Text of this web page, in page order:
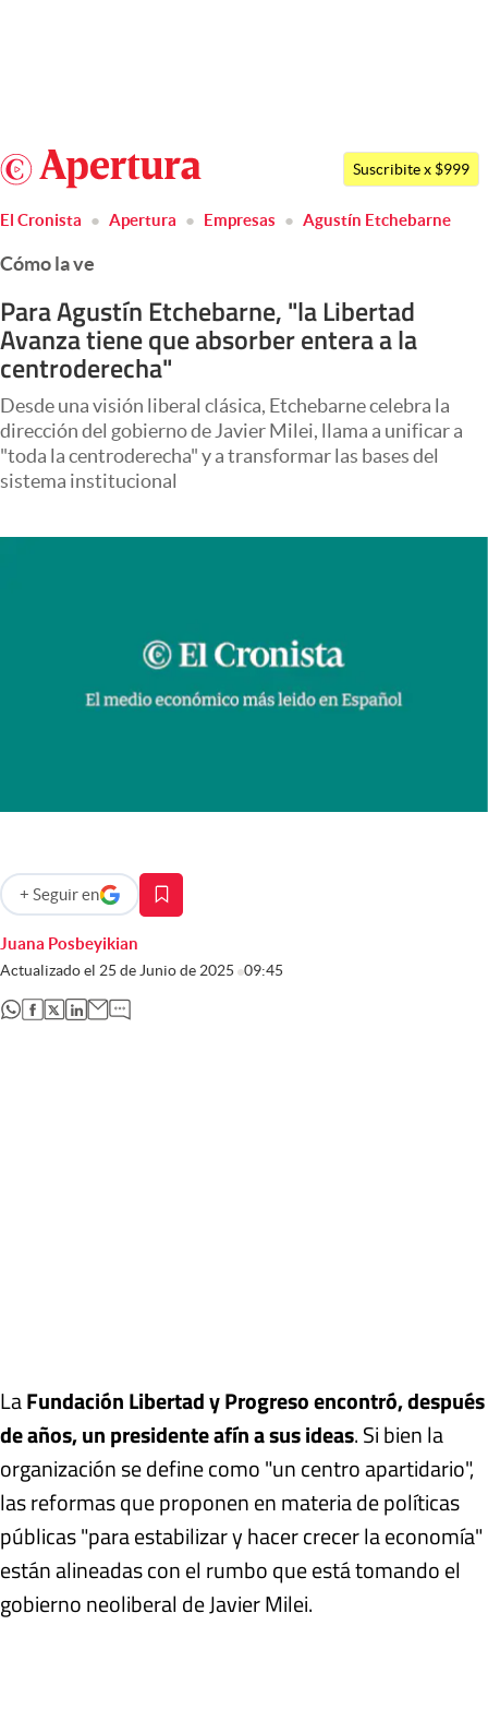
Argentina
México
Members
Economía y Política
Negocios
Columnistas
Otras secciones
Apertura
Clase
Eventos Corporativos
El Cronista Studio
Argentina
Suscribite x $999
El Cronista Apertura Empresas Agustín Etchebarne
Cómo la ve
Para Agustín Etchebarne, "la Libertad
Avanza tiene que absorber entera a la
centroderecha"
Desde una visión liberal clásica, Etchebarne celebra la
dirección del gobierno de Javier Milei, llama a unificar a
"toda la centroderecha" y a transformar las bases del
sistema institucional
Juana Posbeyikian
Actualizado el 25 de Junio de 2025 09:45
+ Seguir en
abre en nueva pestaña
abre en nueva pestaña
abre en nueva pestaña
abre en nueva pestaña
abre en nueva pestaña
LaFundación Libertad y Progreso encontró, después
de años, un presidente afín a sus ideas. Si bien la
organización se define como "un centro apartidario",
las reformas que proponen en materia de políticas
públicas "para estabilizar y hacer crecer la economía"
están alineadas con el rumbo que está tomando el
gobierno neoliberal de Javier Milei.